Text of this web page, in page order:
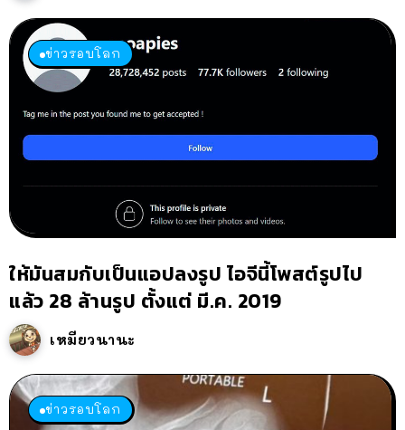
ข่าวรอบโลก
ให้มันสมกับเป็นแอปลงรูป ไอจีนี้โพสต์รูปไป
แล้ว 28 ล้านรูป ตั้งแต่ มี.ค. 2019
เหมียวนานะ
ข่าวรอบโลก